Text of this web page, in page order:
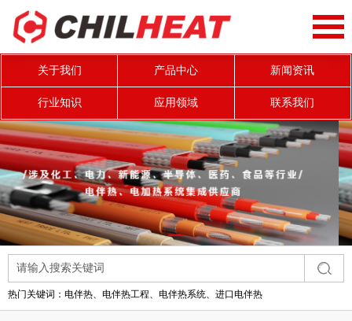
关于我们 产品中心 新闻资讯
行业知识 应用领域 联系我们
热门关键词： 电伴热、电伴热工程、电伴热系统、进口电伴热